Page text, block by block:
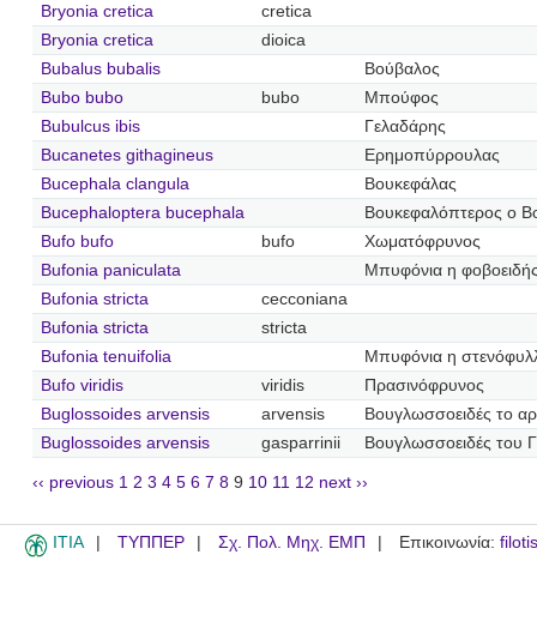
Bryonia cretica
cretica
Bryonia cretica
dioica
Bubalus bubalis
Βούβαλος
Bubo bubo
bubo
Μπούφος
Bubulcus ibis
Γελαδάρης
Bucanetes githagineus
Ερημοπύρρουλας
Bucephala clangula
Βουκεφάλας
Bucephaloptera bucephala
Βουκεφαλόπτερος ο
Bufo bufo
bufo
Χωματόφρυνος
Bufonia paniculata
Μπυφόνια η
Bufonia stricta
cecconiana
Bufonia stricta
stricta
Bufonia tenuifolia
Μπυφόνια η
Bufo viridis
viridis
Πρασινόφρυνος
Buglossoides arvensis
arvensis
Βουγλωσσοειδές το
Buglossoides arvensis
gasparrinii Βουγλωσσοειδές του
‹‹ previous 1 2 3 4 5 6 7 8 9 10 11 12 next ››
ITIA ΤΥΠΠΕΡ Σχ. Πολ. Μηχ. ΕΜΠ Επικοινωνία: